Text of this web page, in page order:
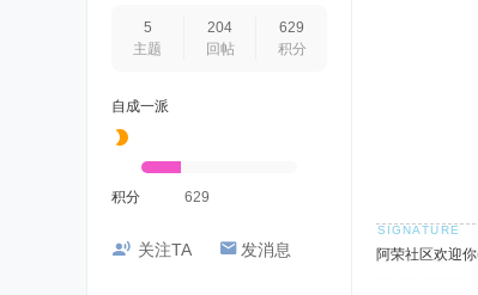
5
主题
204
回帖
629
积分
自成一派
积分 629
关注TA 发消息 阿荣社区欢迎